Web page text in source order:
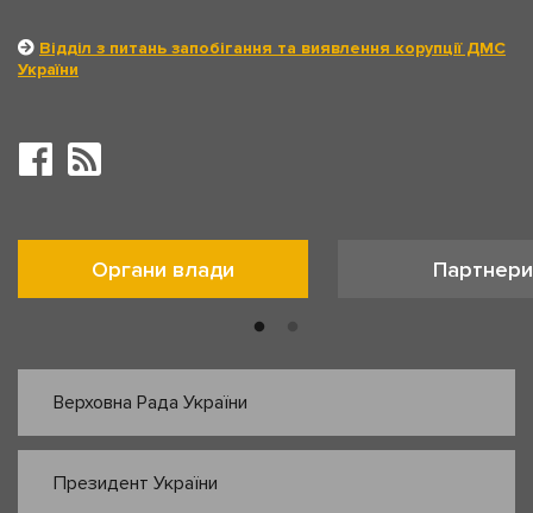
Відділ з питань запобігання та виявлення корупції ДМС
України
Органи влади Партнери
Верховна Рада України
Президент України